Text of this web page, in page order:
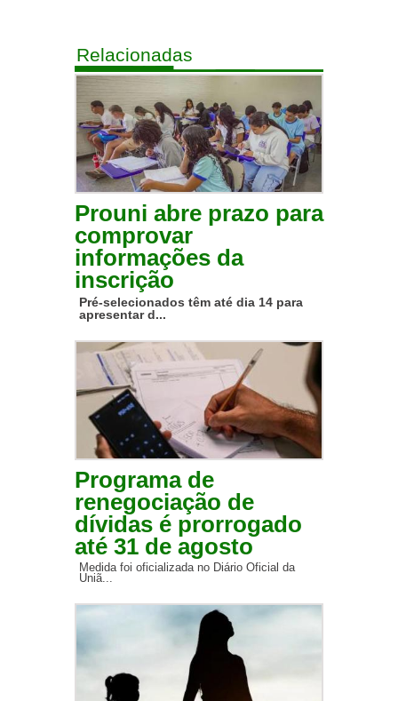
Relacionadas
Prouni abre prazo para
comprovar
informações da
inscrição
Pré-selecionados têm até dia 14 para
apresentar d...
Programa de
renegociação de
dívidas é prorrogado
até 31 de agosto
Medida foi oficializada no Diário Oficial da
Uniã...